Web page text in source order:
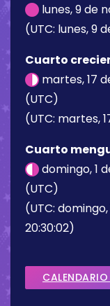
lunes, 9 de
(UTC: lunes, 9
Cuarto
martes, 17
(UTC)
(UTC: martes,
Cuarto
domingo, 1
(UTC)
(UTC:
20:30:02)